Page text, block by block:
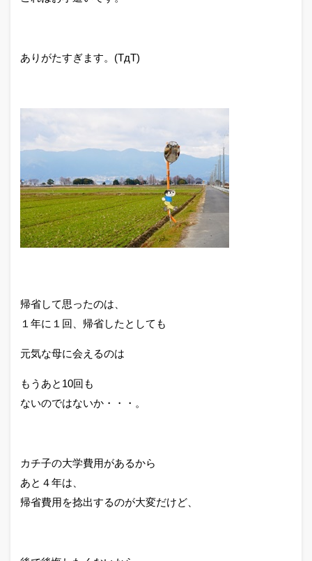
ありがたすぎます。(TдT)
帰省して思ったのは、
１年に１回、帰省したとしても
元気な母に会えるのは
もうあと10回も
ないのではないか・・・。
カチ子の大学費用があるから
あと４年は、
帰省費用を捻出するのが大変だけど、